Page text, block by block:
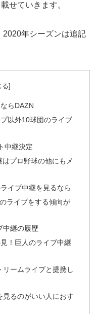
せていきます。
年シーズンは追記
らDAZN
以外10球団のライブ
中継決定
プロ野球の他にもメ
イブ中継を見るなら
ライブをする傾向が
中継の履歴
！巨人のライブ中継
ームライブと提携し
見るのがいい人におす